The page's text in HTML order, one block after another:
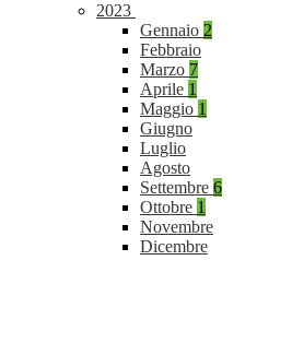
2023
Gennaio 2
Febbraio
Marzo 7
Aprile 1
Maggio 1
Giugno
Luglio
Agosto
Settembre 6
Ottobre 1
Novembre
Dicembre